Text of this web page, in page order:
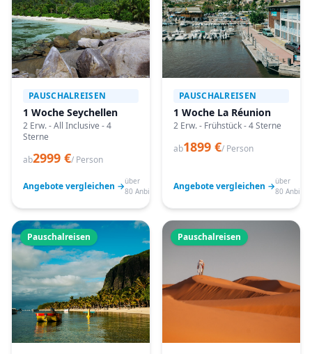
PAUSCHALREISEN
1 Woche Seychellen
2 Erw. - All Inclusive - 4
Sterne
ab2999 €/ Person
Angebote vergleichen →über
80 Anbieter
PAUSCHALREISEN
1 Woche La Réunion
2 Erw. - Frühstück - 4 Sterne
ab1899 €/ Person
Angebote vergleichen →über
80
Pauschalreisen Pauschalreisen